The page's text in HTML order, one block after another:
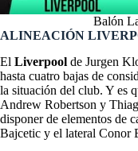
Balón
ALINEACIÓN
El Liverpool de Jurgen
hasta cuatro bajas de
la situación del club. Y es
Andrew Robertson y
disponer de elementos de
Bajcetic y el lateral Conor